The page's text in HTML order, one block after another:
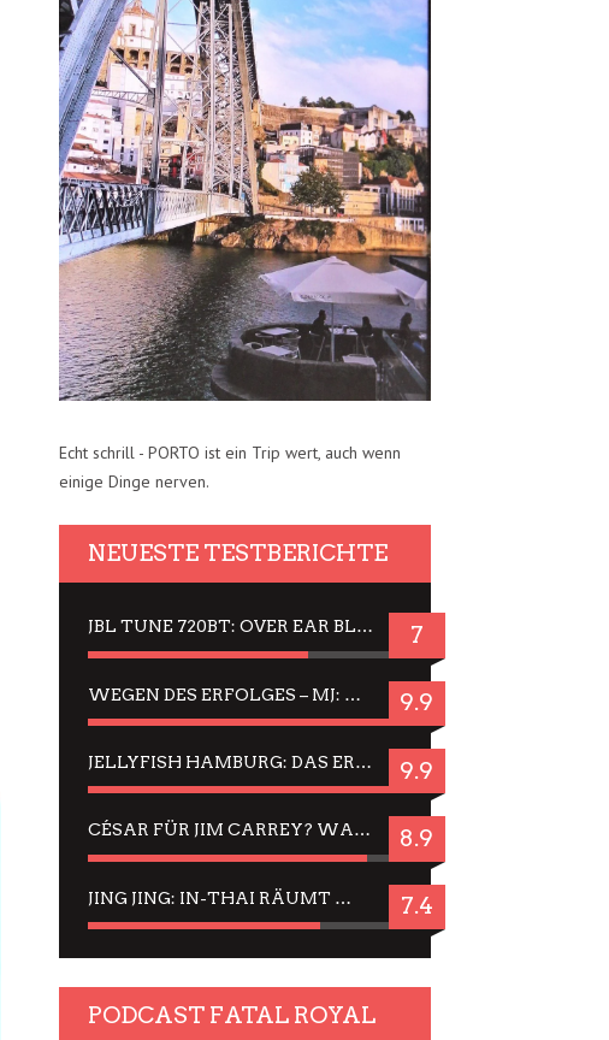
Echt schrill - PORTO ist ein Trip wert, auch wenn
einige Dinge nerven.
NEUESTE TESTBERICHTE
JBL TUNE 720BT: OVER EAR BLUETOOTH KOPFHÖRER UM DIE 50,-€ IM DAUER-TEST 7
WEGEN DES ERFOLGES – MJ: MICHAEL JACKSON MUSICAL IN EINER MATINEE SEHEN 9.9
JELLYFISH HAMBURG: DAS ERFOLGREICHE SOMMER-MENÜ 2025 IN GEFÜHLEN UND BILDERN 9.9
CÉSAR FÜR JIM CARREY? WARUM DAS EINER DER NERVIGSTEN ACTORS IST UND BLEIBT 8.9
JING JING: IN-THAI RÄUMT WIEDER TITEL AB – EIN ZWEI-STUNDEN-ERLEBNISBERICHT 7.4
PODCAST FATAL ROYAL